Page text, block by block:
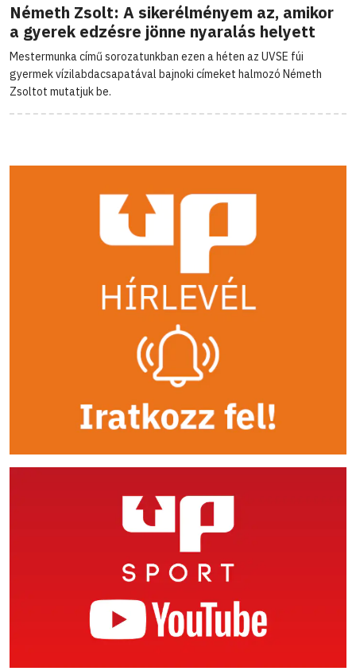
Németh Zsolt: A sikerélményem az, amikor
a gyerek edzésre jönne nyaralás helyett
Mestermunka című sorozatunkban ezen a héten az UVSE fúi
gyermek vízilabdacsapatával bajnoki címeket halmozó Németh
Zsoltot mutatjuk be.